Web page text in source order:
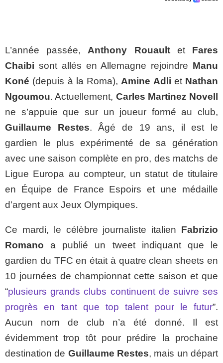
L’année passée, Anthony Rouaultet Fares
Chaibi sont allés en Allemagne rejoindre Manu
Koné (depuis à la Roma), Amine Adli et Nathan
Ngoumou. Actuellement, Carles Martinez Novell
ne s’appuie que sur un joueur formé au club,
Guillaume Restes. Âgé de 19 ans, il est le
gardien le plus expérimenté de sa génération
avec une saison complète en pro, des matchs de
Ligue Europa au compteur, un statut de titulaire
en Équipe de France Espoirs et une médaille
d’argent aux Jeux Olympiques.
Ce mardi, le célèbre journaliste italien Fabrizio
Romano a publié un tweet indiquant que le
gardien du TFC en était à quatre clean sheets en
10 journées de championnat cette saison et que
“plusieurs grands clubs continuent de suivre ses
progrès en tant que top talent pour le futur”.
Aucun nom de club n’a été donné. Il est
évidemment trop tôt pour prédire la prochaine
destination de Guillaume Restes, mais un départ